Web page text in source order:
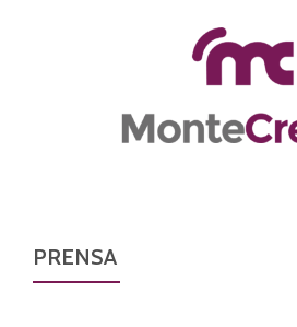
PRENSA